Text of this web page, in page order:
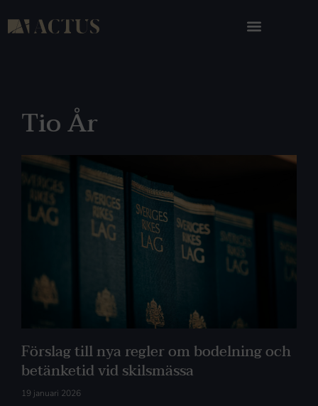
Tio År
Förslag till nya regler om bodelning och
betänketid vid skilsmässa
19 januari 2026